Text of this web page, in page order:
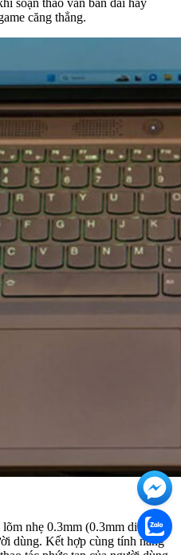
căng thẳng.
nhẹ 0.3mm (0.3mm ditch) sẽ
dùng. Kết hợp cùng tính năng